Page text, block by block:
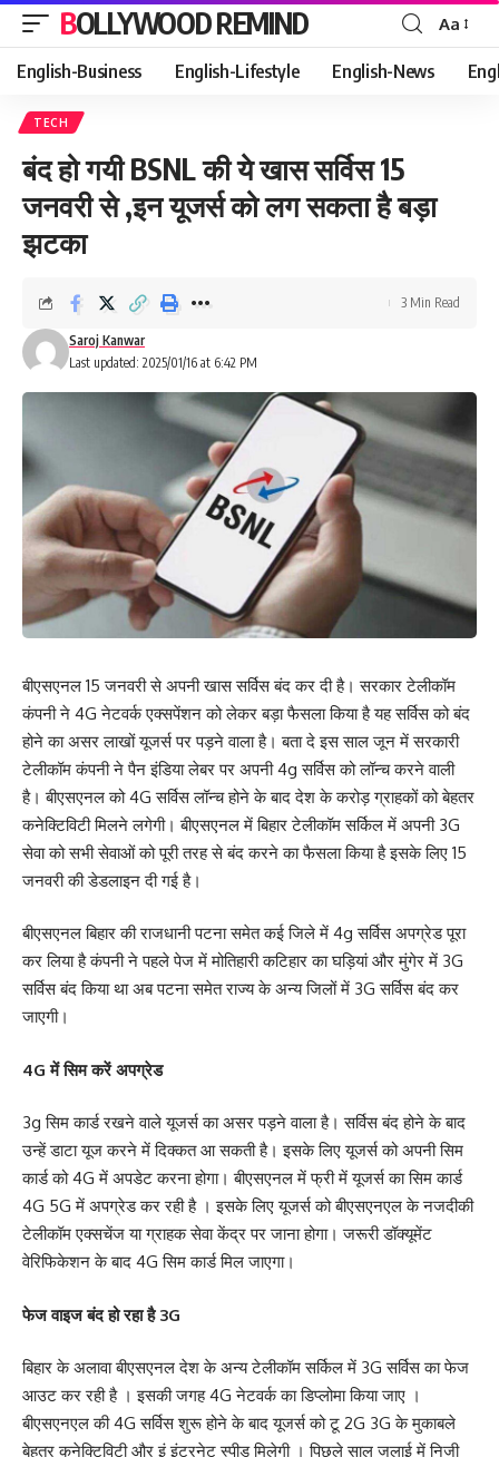
BOLLYWOOD REMIND
Font
Resizer
Aa
English-Business English-Lifestyle English-News
TECH
बंद हो गयी BSNL की ये खास सर्विस 15
जनवरी से ,इन यूजर्स को लग सकता है बड़ा
झटका
Last updated: 2025/01/16 at 6:42 PM
Saroj Kanwar
3 Min Read
बीएसएनल 15 जनवरी से अपनी खास सर्विस बंद कर दी है। सरकार टेलीकॉम
कंपनी ने 4G नेटवर्क एक्सपेंशन को लेकर बड़ा फैसला किया है यह सर्विस को बंद
होने का असर लाखों यूजर्स पर पड़ने वाला है। बता दे इस साल जून में सरकारी
टेलीकॉम कंपनी ने पैन इंडिया लेबर पर अपनी 4g सर्विस को लॉन्च करने वाली
है। बीएसएनल को 4G सर्विस लॉन्च होने के बाद देश के करोड़ ग्राहकों को बेहतर
कनेक्टिविटी मिलने लगेगी। बीएसएनल में बिहार टेलीकॉम सर्किल में अपनी 3G
सेवा को सभी सेवाओं को पूरी तरह से बंद करने का फैसला किया है इसके लिए 15
जनवरी की डेडलाइन दी गई है।
बीएसएनल बिहार की राजधानी पटना समेत कई जिले में 4g सर्विस अपग्रेड पूरा
कर लिया है कंपनी ने पहले पेज में मोतिहारी कटिहार का घड़ियां और मुंगेर में 3G
सर्विस बंद किया था अब पटना समेत राज्य के अन्य जिलों में 3G सर्विस बंद कर
जाएगी।
4G में सिम करें अपग्रेड
3g सिम कार्ड रखने वाले यूजर्स का असर पड़ने वाला है। सर्विस बंद होने के बाद
उन्हें डाटा यूज करने में दिक्कत आ सकती है। इसके लिए यूजर्स को अपनी सिम
कार्ड को 4G में अपडेट करना होगा। बीएसएनल में फ्री में यूजर्स का सिम कार्ड
4G 5G में अपग्रेड कर रही है । इसके लिए यूजर्स को बीएसएनएल के नजदीकी
टेलीकॉम एक्सचेंज या ग्राहक सेवा केंद्र पर जाना होगा। जरूरी डॉक्यूमेंट
वेरिफिकेशन के बाद 4G सिम कार्ड मिल जाएगा।
फेज वाइज बंद हो रहा है 3G
बिहार के अलावा बीएसएनल देश के अन्य टेलीकॉम सर्किल में 3G सर्विस का फेज
आउट कर रही है । इसकी जगह 4G नेटवर्क का डिप्लोमा किया जाए ।
बीएसएनएल की 4G सर्विस शुरू होने के बाद यूजर्स को टू 2G 3G के मुकाबले
बेहतर कनेक्टिविटी और इं इंटरनेट स्पीड मिलेगी । पिछले साल जुलाई में निजी